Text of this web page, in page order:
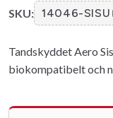
SKU: 14046-SISU
Tandskyddet Aero
biokompatibelt och